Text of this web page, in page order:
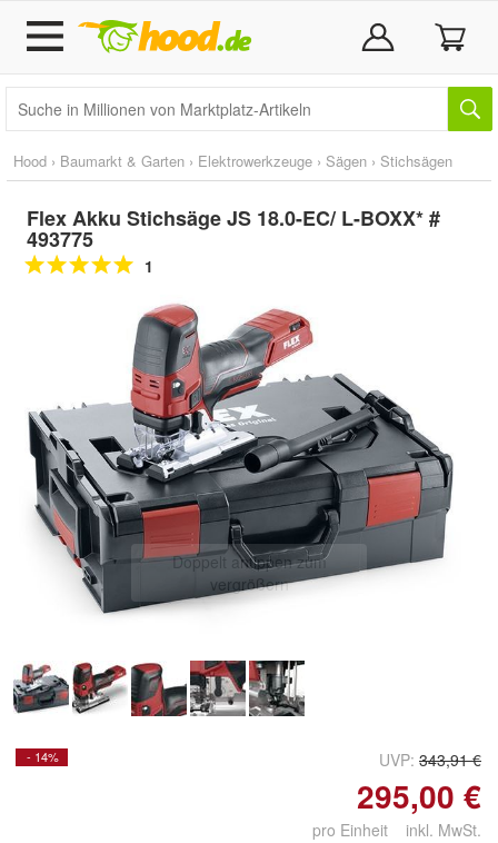
Hood › Baumarkt & Garten › Elektrowerkzeuge › Sägen › Stichsägen
Flex Akku Stichsäge JS 18.0-EC/ L-BOXX* #
493775
1
Doppelt antippen zum
vergrößern
- 14% UVP: 343,91 €
295,00 €
pro Einheit inkl. MwSt.